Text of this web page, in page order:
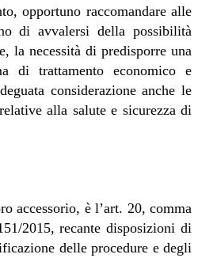
opportuno raccomandare alle
di avvalersi della possibilità
la necessità di predisporre una
di trattamento economico e
considerazione anche le
alla salute e sicurezza di
accessorio, è l’art. 20, comma
2015, recante disposizioni di
delle procedure e degli